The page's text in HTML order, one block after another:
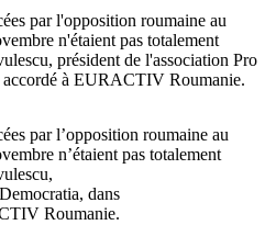
par l'opposition roumaine au
n'étaient pas totalement
président de l'association Pro
accordé à EURACTIV Roumanie.
par l’opposition roumaine au
n’étaient pas totalement
dans
Roumanie.